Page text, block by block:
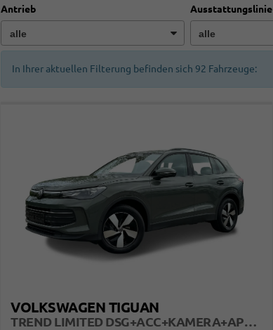
Antrieb Ausstattungslinie
In Ihrer aktuellen Filterung befinden sich 92 Fahrzeuge:
VOLKSWAGEN TIGUAN
TREND LIMITED DSG+ACC+KAMERA+APP+KLIMA+LED+17" LM